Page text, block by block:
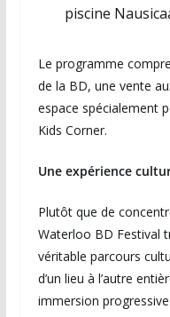
piscine
Le programme
de la BD, une vente
espace spécialement
Kids Corner.
Une expérience
Plutôt que de
Waterloo BD Festival
véritable parcours
d’un lieu à l’autre
immersion